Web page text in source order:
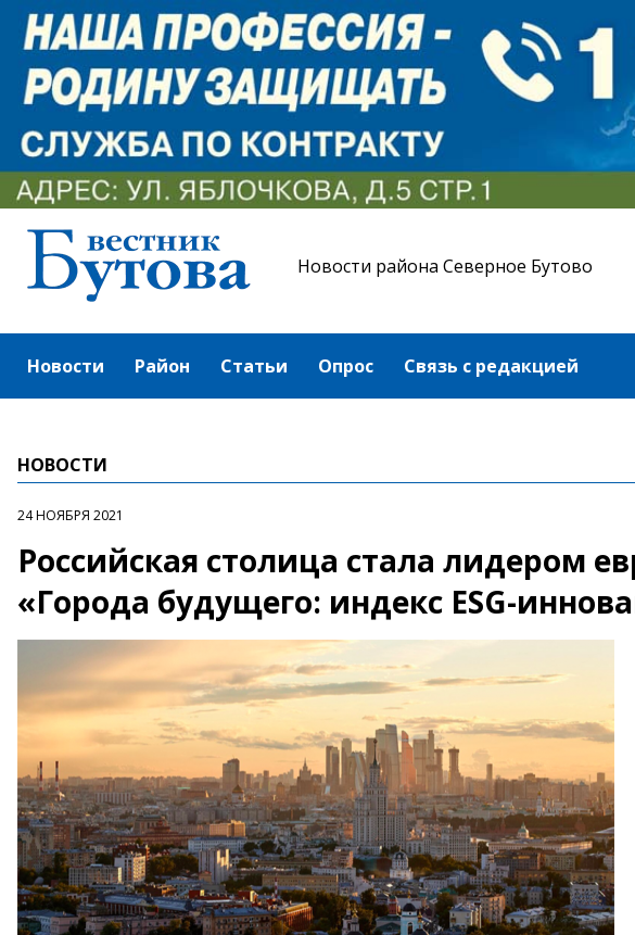
Новости района Северное Бутово
Новости Район Статьи Опрос Связь с редакцией
НОВОСТИ
24 НОЯБРЯ 2021
Российская столица стала лидером
«Города будущего: индекс ESG-